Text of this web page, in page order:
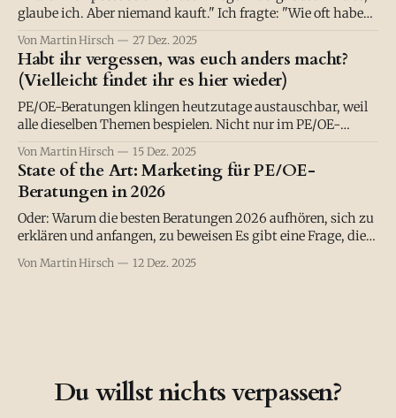
glaube ich. Aber niemand kauft." Ich fragte: "Wie oft haben
hast, dass sie kaufen?" "Keine Ahnung. Fünf Mal? Zehn?"
Ich lächelte. "Versuch's mal mit
Von Martin Hirsch 27 Dez. 2025
Habt ihr vergessen, was euch anders macht?
(Vielleicht findet ihr es hier wieder)
PE/OE-Beratungen klingen heutzutage austauschbar, weil
alle dieselben Themen bespielen. Nicht nur im PE/OE-
schreiben über Agilität. Das sollten wir auch machen." Mal
nach rechts: "Die bieten jetzt KI-Beratung an. Vielleicht
sollten wir das auch?
Von Martin Hirsch 15 Dez. 2025
State of the Art: Marketing für PE/OE-
Beratungen in 2026
Oder: Warum die besten Beratungen 2026 aufhören, sich zu
erklären und anfangen, zu beweisen Es gibt eine Frage, die
gestellt habe: „Wenn ein CFO dich fragt, warum er 150.000 €
Von Martin Hirsch 12 Dez. 2025
Du willst nichts verpassen?